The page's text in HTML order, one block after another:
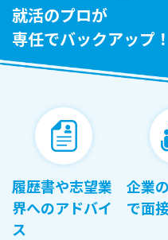
就活のプロが
専任でバックアップ！
履歴書や志望業
界へのアドバイ
ス
企業
で面